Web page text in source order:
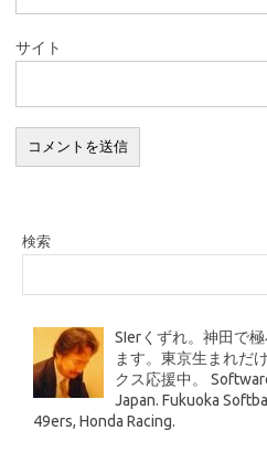
サイト
検索
SIerくずれ。神田で
ます。東京生まれだ
クス応援中。
Japan. Fukuoka
49ers, Honda Racing.